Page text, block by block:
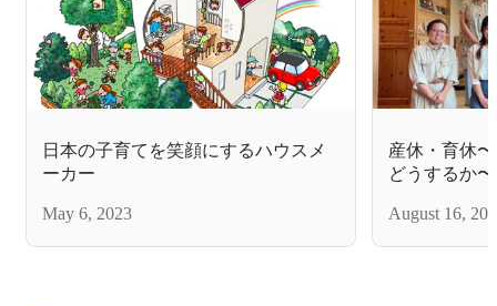
日本の子育てを笑顔にするハウスメ
ーカー
May 6, 2023
産休・育休
どうするか〜
August 16,